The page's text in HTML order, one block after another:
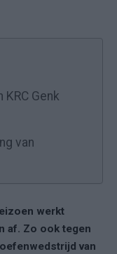
Genk
van
werkt
af. Zo ook tegen
van